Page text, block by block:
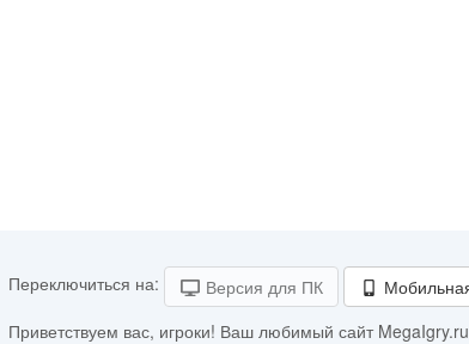
Переключиться на: Версия для ПК
Приветствуем вас, игроки! Ваш любимый сайт